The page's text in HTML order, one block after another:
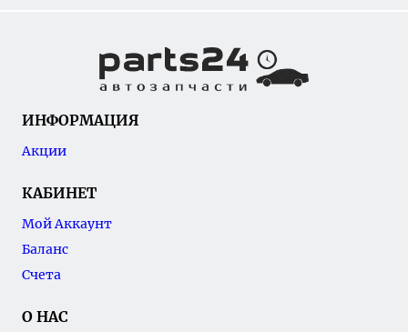
ИНФОРМАЦИЯ
Акции
КАБИНЕТ
Мой Аккаунт
Баланс
Счета
О НАС